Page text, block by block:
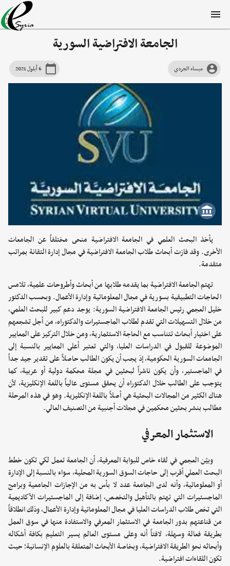
الجامعة الافتراضية السورية
ميساء الجردي 6 أيلول 2021
يأخذ البحث العلمي في الجامعة الافتراضية منحى مختلفاً عن الجامعات
الأخرى. وقد فازت أبحاث طلاب الجامعة الافتراضية في مجال إدارة التقانة بمراتب
متقدمة.
تهتم الجامعة الافتراضية بما يقدمه طلابها من أبحاث وأطروحات علمية، تلامس
الحاجات التطبيقية بسورية في مجال المعلوماتية وإدارة الأعمال. وبحسب الدكتور
خليل العجمي رئيس الجامعة الافتراضية السورية: يوجد دعم كبير للبحث العلمي،
من خلال التسهيلات التي تقدم لطلاب الماجستيرات والدكتوراه، من أجل تشجعهم
على اختيار أبحاث تتناسب مع الحاجة الاستثمارية، ومن خلال التركيز على المعايير
الموضوعة للقبول في الدراسات العليا، والتي تعتبر أعلى المعايير بالنسبة إلى
الجامعات السورية الحكومية، إذ يجب أن يكون الطالب حاصلاً على تقدير جيد جداً
في الماجستير، وأن يكون ناشراً لبحثين في مجلة محكمة دولية أو عربية، كما
يتوجب على الطالب خلال الدكتوراه أن يحقق مستوى عالياً باللغة الإنكليزية، لأن
هناك الكثير من المجالات البحثية هي أصلاً باللغة الإنكليزية. وهو في هذه المرحلة
مطالب بنشر بحثين محكمين في مجلات أجنبية من التصنيف العالي.
الاستثمار المعرفي
وبيّن العجمي في لقاء خاص للبوابة المعرفية، أن الجامعة تعمل لكي تكون خطط
البحث العملي أقرب إلى حاجات السوق السورية المحلية، سواء بالنسبة إلى الإدارة
أو المعلوماتية، وأنه لدى الجامعة عدد لا بأس به من الإجازات الجامعية وبرامج
الماجستيرات التي تهتم بالتأهيل والتخصص، إضافة إلى الماجستيرات الأكاديمية
التي تخص طلاب الدراسات العليا في مجال المعلوماتية وإدارة الأعمال، وذلك انطلاقاً
من قناعتهم بدور الجامعة في الاستثمار المعرفي والاستفادة منها في سوق العمل
بطريقة فعالة وسهلة، لافتاً أنه وعلى مستوى العالم يسير التعليم بكافة أشكاله
وأبحاثه نحو الطريقة الافتراضية، وبخاصة الأبحاث المتعلقة بالعلوم الإنسانية؛ حيث
تكون اللقاءات افتراضية.